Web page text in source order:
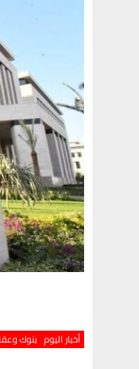
أخبار اليوم بنوك